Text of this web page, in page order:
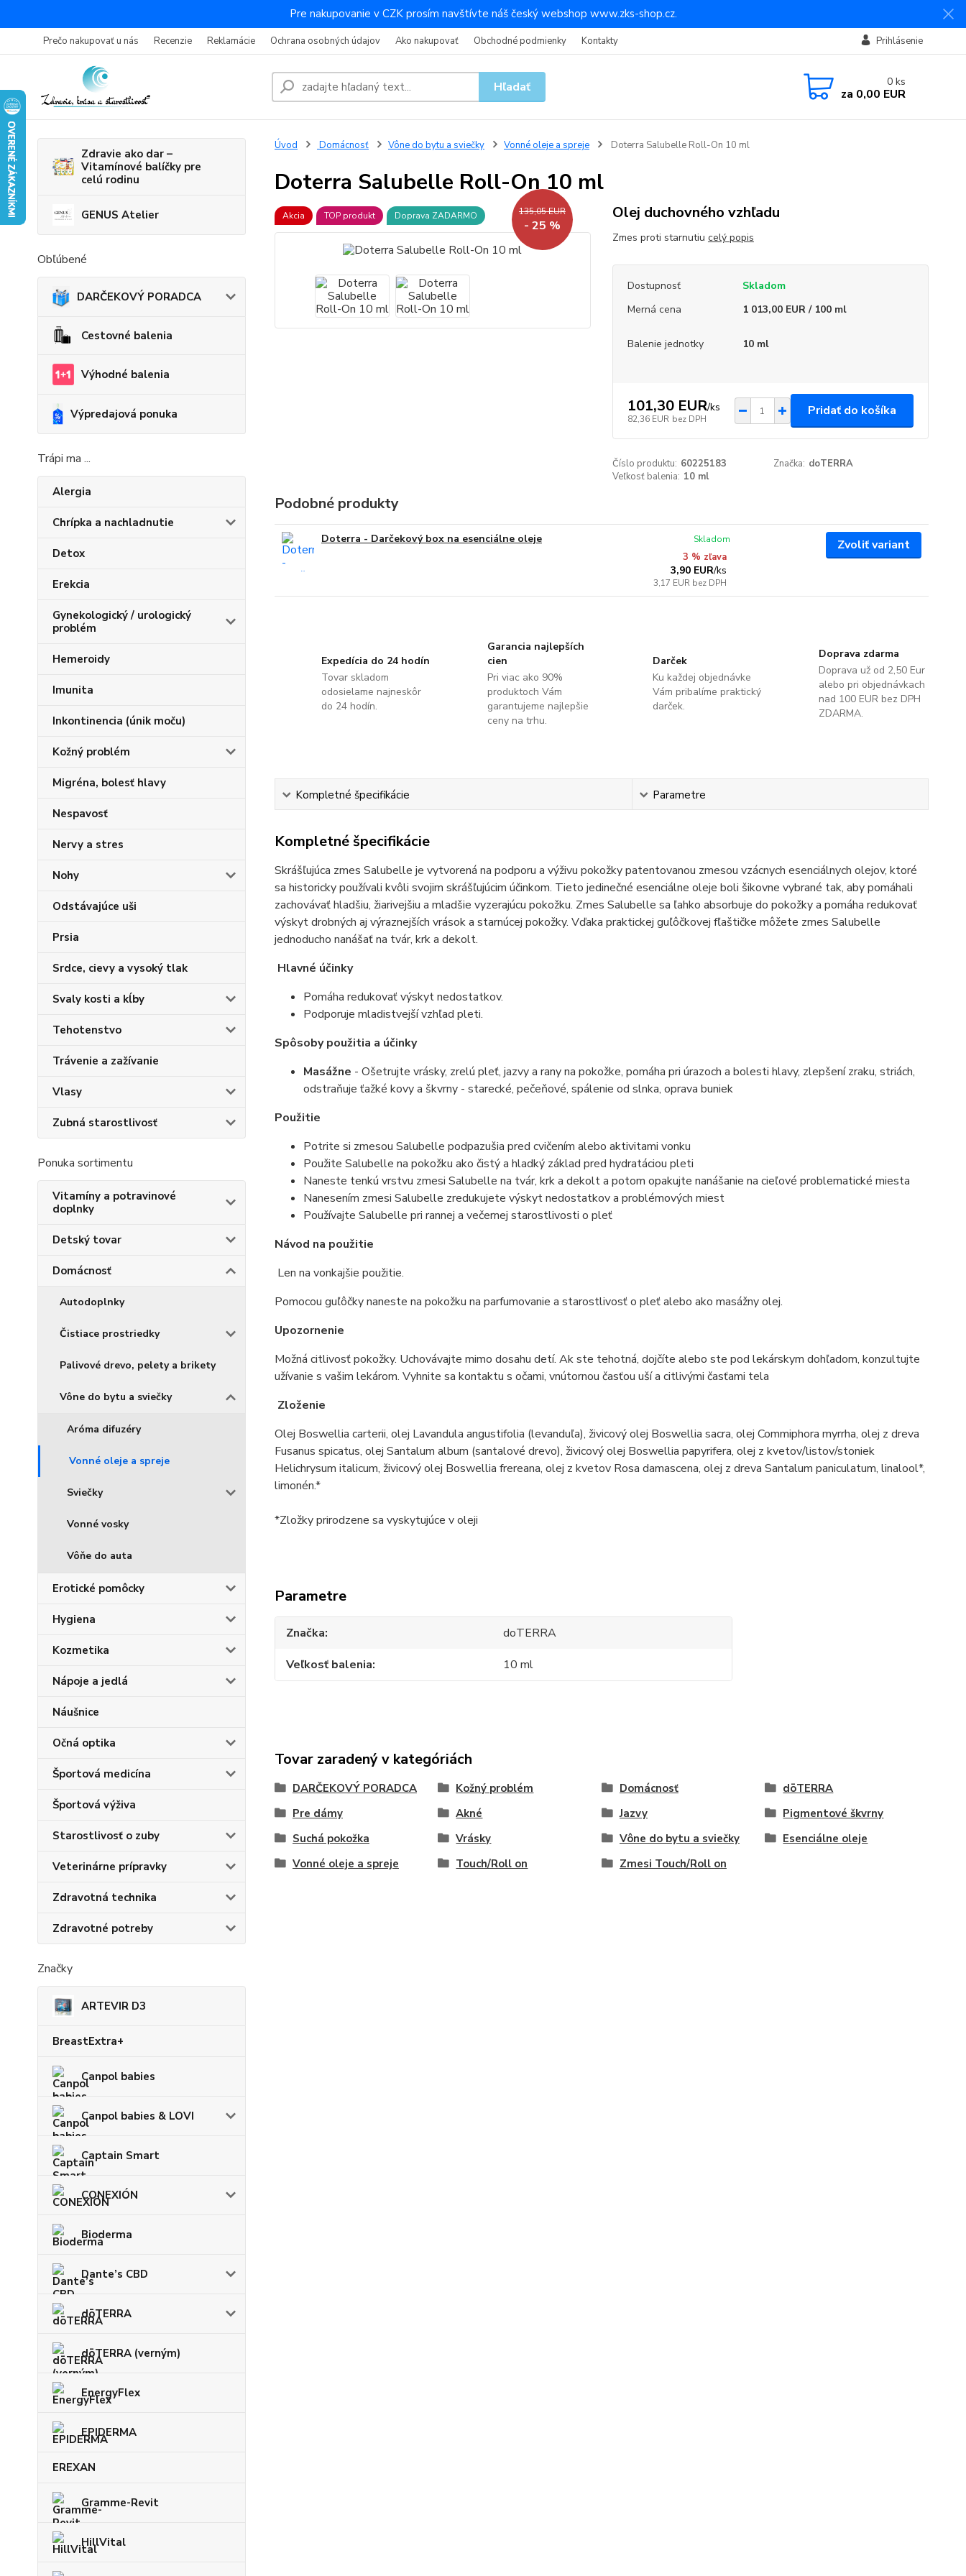
Pre nakupovanie v CZK prosím navštívte náš český webshop www.zks-shop.cz.
Prečo nakupovať u nás Recenzie Reklamácie Ochrana osobných údajov Ako nakupovať Obchodné podmienky Kontakty Prihlásenie
Hľadať 0 ks
za 0,00 EUR
Zdravie ako dar –
Vitamínové balíčky pre
celú rodinu
GENUS Atelier
Obľúbené
DARČEKOVÝ PORADCA
Cestovné balenia
Výhodné balenia
Výpredajová ponuka
Trápi ma ...
Alergia
Chrípka a nachladnutie
Detox
Erekcia
Gynekologický / urologický
problém
Hemeroidy
Imunita
Inkontinencia (únik moču)
Kožný problém
Migréna, bolesť hlavy
Nespavosť
Nervy a stres
Nohy
Odstávajúce uši
Prsia
Srdce, cievy a vysoký tlak
Svaly kosti a kĺby
Tehotenstvo
Trávenie a zažívanie
Vlasy
Zubná starostlivosť
Ponuka sortimentu
Vitamíny a potravinové
doplnky
Detský tovar
Domácnosť
Autodoplnky
Čistiace prostriedky
Palivové drevo, pelety a brikety
Vône do bytu a sviečky
Aróma difuzéry
Vonné oleje a spreje
Sviečky
Vonné vosky
Vôňe do auta
Erotické pomôcky
Hygiena
Kozmetika
Nápoje a jedlá
Náušnice
Očná optika
Športová medicína
Športová výživa
Starostlivosť o zuby
Veterinárne prípravky
Zdravotná technika
Zdravotné potreby
Značky
ARTEVIR D3
BreastExtra+
Canpol babies
Canpol babies & LOVI
Captain Smart
CONEXIÓN
Bioderma
Dante’s CBD
dōTERRA
dōTERRA (verným)
EnergyFlex
EPIDERMA
EREXAN
Gramme-Revit
HillVital
Úvod Domácnosť Vône do bytu a sviečky Vonné oleje a spreje Doterra Salubelle Roll-On 10 ml
Doterra Salubelle Roll-On 10 ml
Akcia TOP produkt Doprava ZADARMO 135,05 EUR
- 25 %
Olej duchovného vzhľadu
Zmes proti starnutiu celý popis
Dostupnosť
Skladom
Merná cena
1 013,00 EUR / 100 ml
Balenie jednotky 10 ml
101,30 EUR/ks
82,36 EUR bez DPH
Pridať do košíka
Číslo produktu: 60225183 Značka: doTERRA
Veľkosť balenia: 10 ml
Podobné produkty
Doterra - Darčekový box na esenciálne oleje
3 % zľava
3,90 EUR/ks
3,17 EUR bez DPH
Skladom Zvoliť variant
Expedícia do 24 hodín
Tovar skladom
odosielame najneskôr
do 24 hodín.
Garancia najlepších
cien
Pri viac ako 90%
produktoch Vám
garantujeme najlepšie
ceny na trhu.
Darček
Ku každej objednávke
Vám pribalíme praktický
darček.
Doprava zdarma
Doprava už od 2,50 Eur
alebo pri objednávkach
nad 100 EUR bez DPH
ZDARMA.
Kompletné špecifikácie Parametre
Kompletné špecifikácie
Skrášľujúca zmes Salubelle je vytvorená na podporu a výživu pokožky patentovanou zmesou vzácnych esenciálnych olejov, ktoré
sa historicky používali kvôli svojim skrášľujúcim účinkom. Tieto jedinečné esenciálne oleje boli šikovne vybrané tak, aby pomáhali
zachovávať hladšiu, žiarivejšiu a mladšie vyzerajúcu pokožku. Zmes Salubelle sa ľahko absorbuje do pokožky a pomáha redukovať
výskyt drobných aj výraznejších vrások a starnúcej pokožky. Vďaka praktickej guľôčkovej fľaštičke môžete zmes Salubelle
jednoducho nanášať na tvár, krk a dekolt.
Hlavné účinky
Pomáha redukovať výskyt nedostatkov.
Podporuje mladistvejší vzhľad pleti.
Spôsoby použitia a účinky
Masážne - Ošetrujte vrásky, zrelú pleť, jazvy a rany na pokožke, pomáha pri úrazoch a bolesti hlavy, zlepšení zraku, striách,
odstraňuje ťažké kovy a škvrny - starecké, pečeňové, spálenie od slnka, oprava buniek
Použitie
Potrite si zmesou Salubelle podpazušia pred cvičením alebo aktivitami vonku
Použite Salubelle na pokožku ako čistý a hladký základ pred hydratáciou pleti
Naneste tenkú vrstvu zmesi Salubelle na tvár, krk a dekolt a potom opakujte nanášanie na cieľové problematické miesta
Nanesením zmesi Salubelle zredukujete výskyt nedostatkov a problémových miest
Používajte Salubelle pri rannej a večernej starostlivosti o pleť
Návod na použitie
Len na vonkajšie použitie.
Pomocou guľôčky naneste na pokožku na parfumovanie a starostlivosť o pleť alebo ako masážny olej.
Upozornenie
Možná citlivosť pokožky. Uchovávajte mimo dosahu detí. Ak ste tehotná, dojčíte alebo ste pod lekárskym dohľadom, konzultujte
užívanie s vašim lekárom. Vyhnite sa kontaktu s očami, vnútornou časťou uší a citlivými časťami tela
Zloženie
Olej Boswellia carterii, olej Lavandula angustifolia (levanduľa), živicový olej Boswellia sacra, olej Commiphora myrrha, olej z dreva
Fusanus spicatus, olej Santalum album (santalové drevo), živicový olej Boswellia papyrifera, olej z kvetov/listov/stoniek
Helichrysum italicum, živicový olej Boswellia frereana, olej z kvetov Rosa damascena, olej z dreva Santalum paniculatum, linalool*,
limonén.*
*Zložky prirodzene sa vyskytujúce v oleji
Parametre
Značka
doTERRA
Veľkosť balenia
10 ml
Tovar zaradený v kategóriách
DARČEKOVÝ PORADCA Kožný problém Domácnosť
dōTERRA
Pre dámy
Akné Jazvy
Pigmentové škvrny
Suchá pokožka
Vrásky Vône do bytu a sviečky
Esenciálne oleje
Vonné oleje a spreje
Touch/Roll on Zmesi Touch/Roll on